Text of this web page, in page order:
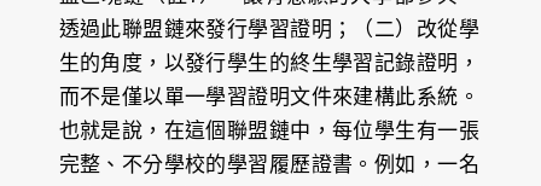
透過此聯盟鏈來發行學習證明；（二）改從學
生的角度，以發行學生的終生學習記錄證明，
而不是僅以單一學習證明文件來建構此系統。
也就是說，在這個聯盟鏈中，每位學生有一張
完整、不分學校的學習履歷證書。例如，一名